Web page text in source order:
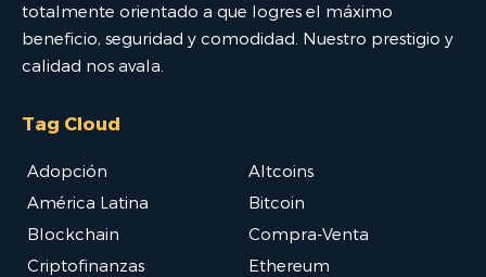
totalmente orientado a que logres el máximo
beneficio, seguridad y comodidad. Nuestro prestigio y
calidad nos avala.
Tag Cloud
Adopción
Altcoins
América Latina
Bitcoin
Blockchain
Compra-Venta
Criptofinanzas
Ethereum